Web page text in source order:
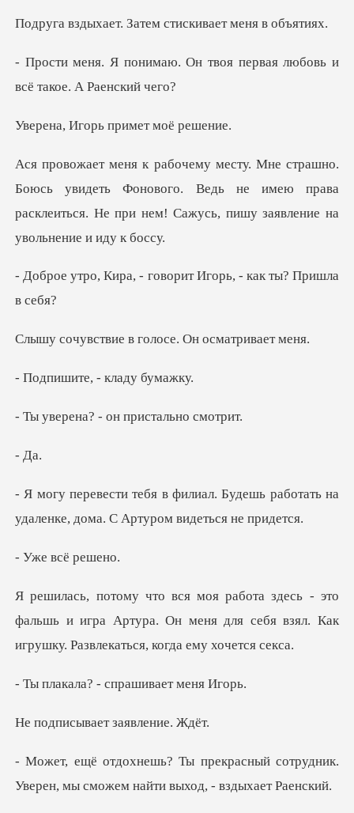
Затем стискивает
Он твоя первая любовь и
орь примет
увидеть Фонового. Ведь не имею права
расклеиться. Не при
- говорит Игорь, -
в голосе. Он ос
те, - кла
? - он прист
Будешь работать на
удаленке, дом
всё ре
о
фальшь и игра Артура. Он меня для себя взял. К
? - спрашива
вает заявл
сный сотрудник.
Уверен, мы сможем